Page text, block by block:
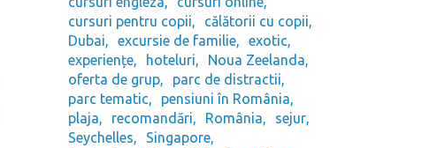
cursuri pentru copii
călătorii cu copii
Dubai
excursie de familie
exotic
experiențe
hoteluri
Noua Zeelanda
oferta de grup
parc de distractii
parc tematic
pensiuni în România
plaja
recomandări România
sejur
Seychelles
Singapore